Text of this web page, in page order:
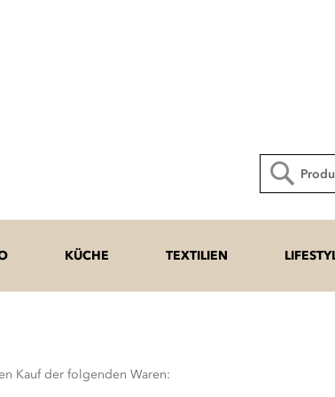
KÜCHE TEXTILIEN
Kauf der folgenden Waren: